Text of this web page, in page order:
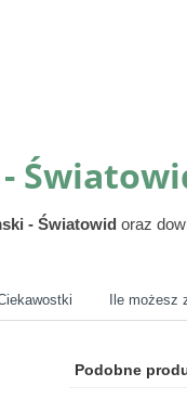
- Światowid oraz
Ile możesz
Podobne